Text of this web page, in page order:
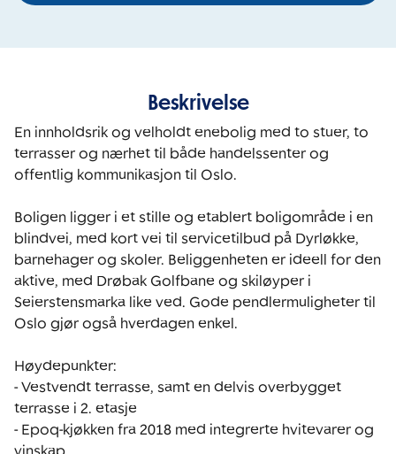
Beskrivelse
En innholdsrik og velholdt enebolig med to stuer, to
terrasser og nærhet til både handelssenter og
offentlig kommunikasjon til Oslo.
Boligen ligger i et stille og etablert boligområde i en
blindvei, med kort vei til servicetilbud på Dyrløkke,
barnehager og skoler. Beliggenheten er ideell for den
aktive, med Drøbak Golfbane og skiløyper i
Seierstensmarka like ved. Gode pendlermuligheter til
Oslo gjør også hverdagen enkel.
Høydepunkter:
- Vestvendt terrasse, samt en delvis overbygget
terrasse i 2. etasje
- Epoq-kjøkken fra 2018 med integrerte hvitevarer og